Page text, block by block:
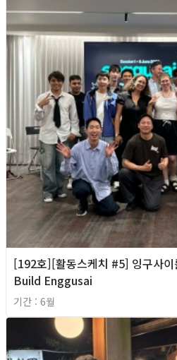
[192호][활동스케치 #5] 잉구사
Build Enggusai
기간 : 6월